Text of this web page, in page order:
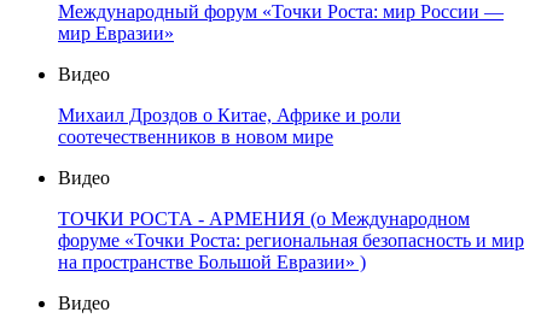
Международный форум «Точки Роста: мир России —
мир Евразии»
Видео
Михаил Дроздов о Китае, Африке и роли
соотечественников в новом мире
Видео
ТОЧКИ РОСТА - АРМЕНИЯ (о Международном
форуме «Точки Роста: региональная безопасность и мир
на пространстве Большой Евразии» )
Видео